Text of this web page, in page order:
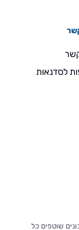
לסדנאות
שוטפים כל